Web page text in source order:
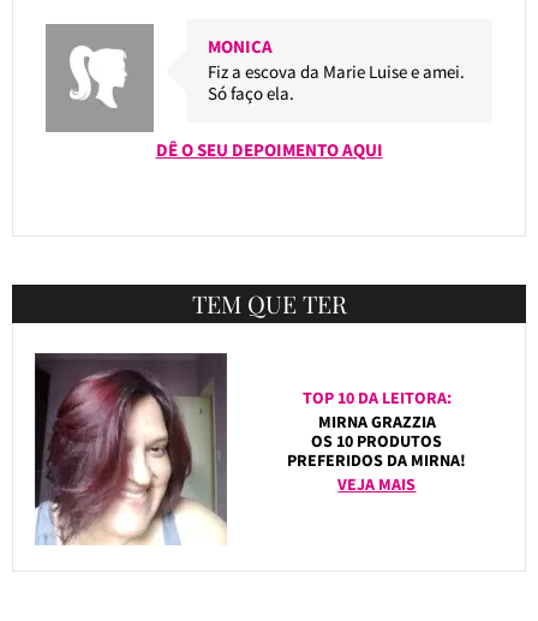
MONICA
Fiz a escova da Marie Luise e amei.
Só faço ela.
DÊ O SEU DEPOIMENTO AQUI
TEM QUE TER
TOP 10 DA LEITORA:
MIRNA GRAZZIA
OS 10 PRODUTOS
PREFERIDOS DA MIRNA!
VEJA MAIS